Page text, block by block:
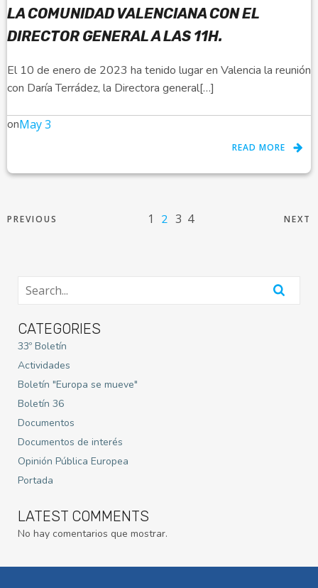
LA COMUNIDAD VALENCIANA CON EL
DIRECTOR GENERAL A LAS 11H.
El 10 de enero de 2023 ha tenido lugar en Valencia la reunión
con Daría Terrádez, la Directora general[…]
onMay 3
READ MORE
PREVIOUS 1 2 3 4 NEXT
CATEGORIES
33º Boletín
Actividades
Boletín "Europa se mueve"
Boletín 36
Documentos
Documentos de interés
Opinión Pública Europea
Portada
LATEST COMMENTS
No hay comentarios que mostrar.